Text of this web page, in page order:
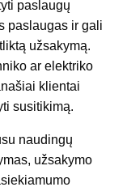
paslaugų
paslaugas ir gali
užsakymą.
ar elektriko
klientai
susitikimą.
naudingų
užsakymo